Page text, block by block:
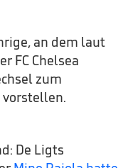
an dem laut
FC Chelsea
zum
De Ligts